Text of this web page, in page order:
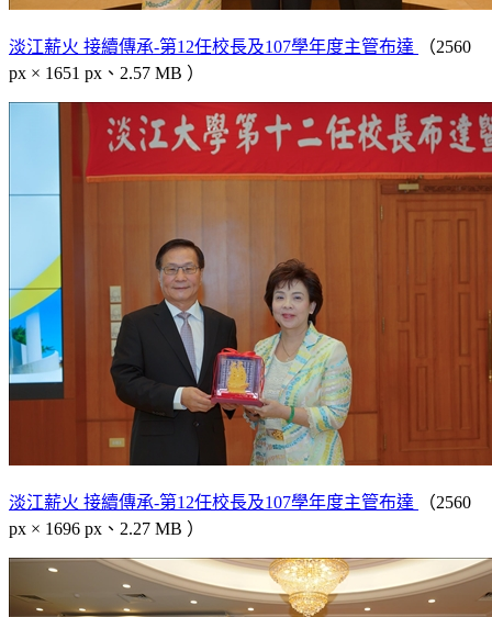
淡江薪火 接續傳承-第12任校長及107學年度主管布達
（2560
px × 1651 px、2.57 MB ）
淡江薪火 接續傳承-第12任校長及107學年度主管布達
（2560
px × 1696 px、2.27 MB ）